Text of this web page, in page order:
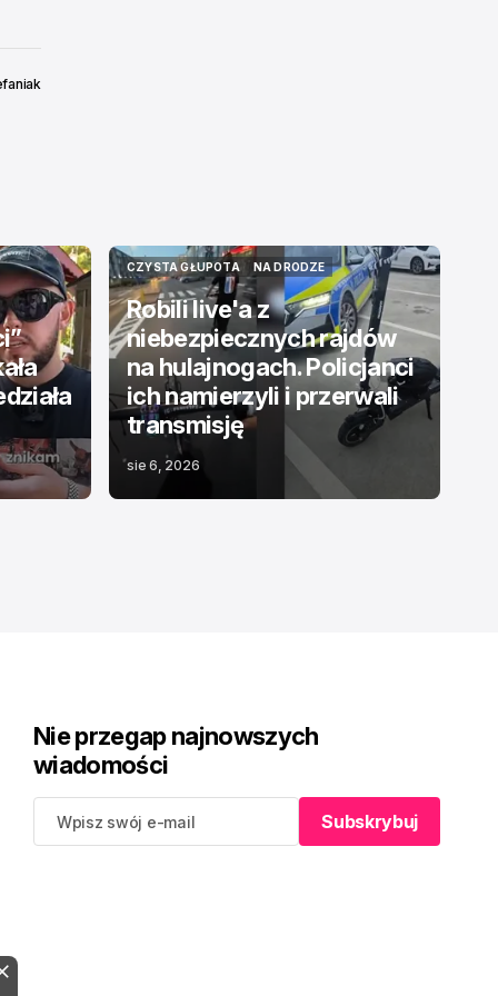
CZYSTA GŁUPOTA
CZYSTA GŁUPOTA
NA DRODZE
NA DRODZE
Robili live'a z
niebezpiecznych rajdów
na hulajnogach. Policjanci
ich namierzyli i przerwali
transmisję
sie 6, 2026
Nie przegap najnowszych
wiadomości
Subskrybuj
Subskrybuj